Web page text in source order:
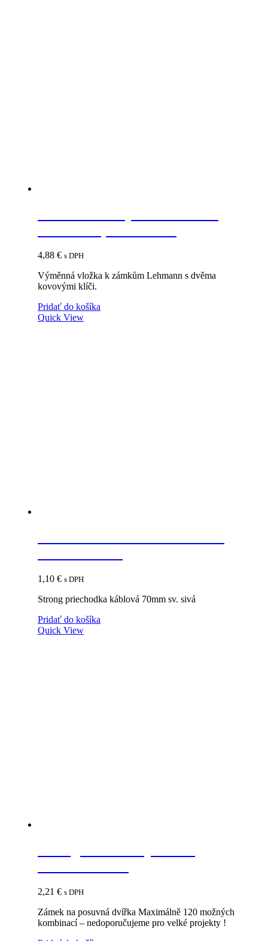
4,88 € s DPH
Výměnná vložka k zámkům Lehmann s dvěma
kovovými klíči.
Pridať do košíka
Quick View
1,10 € s DPH
Strong priechodka káblová 70mm sv. sivá
Pridať do košíka
Quick View
2,21 € s DPH
Zámek na posuvná dvířka Maximálně 120 možných
kombinací – nedoporučujeme pro velké projekty !